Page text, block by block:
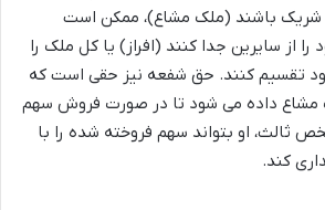
باشند (ملک مشاع)، ممکن است
از سایرین جدا کنند (افراز) یا کل ملک را
تقسیم کنند. حق شفعه نیز حقی است که
مشاع داده می شود تا در صورت فروش سهم
ثالث، او بتواند سهم فروخته شده را با
کند.